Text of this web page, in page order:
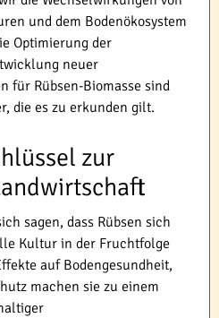
und dem Bodenökosystem
Optimierung der
neuer
für Rübsen-Biomasse sind
die es zu erkunden gilt.
zur
sagen, dass Rübsen sich
Kultur in der Fruchtfolge
auf Bodengesundheit,
machen sie zu einem